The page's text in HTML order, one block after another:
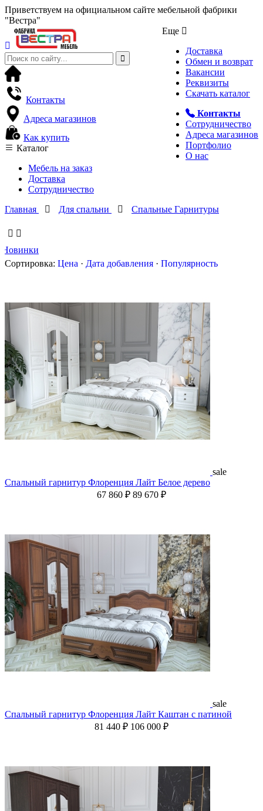
Приветствуем на официальном сайте мебельной фабрики
"Вестра"
Еще
Доставка
Обмен и возврат
Вакансии
Реквизиты
Скачать каталог
Контакты
Сотрудничество
Адреса магазинов
Портфолио
О нас
Контакты
Адреса магазинов
Как купить
Каталог
Мебель на заказ
Доставка
Сотрудничество
Главная
Для спальни Спальные Гарнитуры
Новинки
Сортировка: Цена · Дата добавления · Популярность
sale
Спальный гарнитур Флоренция Лайт Белое дерево
67 860 ₽ 89 670 ₽
sale
Спальный гарнитур Флоренция Лайт Каштан с патиной
81 440 ₽ 106 000 ₽